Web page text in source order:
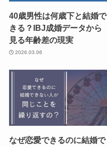
40歳男性は何歳下と結婚で
きる？IBJ成婚データから
見る年齢差の現実
2026.03.06
なぜ恋愛できるのに結婚で